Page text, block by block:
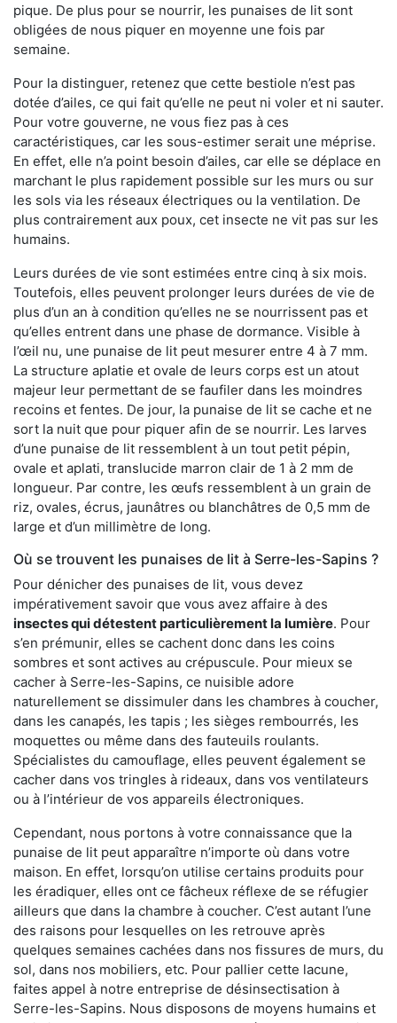
pique. De plus pour se nourrir, les punaises de lit sont
obligées de nous piquer en moyenne une fois par
semaine.
Pour la distinguer, retenez que cette bestiole n’est pas
dotée d’ailes, ce qui fait qu’elle ne peut ni voler et ni sauter.
Pour votre gouverne, ne vous fiez pas à ces
caractéristiques, car les sous-estimer serait une méprise.
En effet, elle n’a point besoin d’ailes, car elle se déplace en
marchant le plus rapidement possible sur les murs ou sur
les sols via les réseaux électriques ou la ventilation. De
plus contrairement aux poux, cet insecte ne vit pas sur les
humains.
Leurs durées de vie sont estimées entre cinq à six mois.
Toutefois, elles peuvent prolonger leurs durées de vie de
plus d’un an à condition qu’elles ne se nourrissent pas et
qu’elles entrent dans une phase de dormance. Visible à
l’œil nu, une punaise de lit peut mesurer entre 4 à 7 mm.
La structure aplatie et ovale de leurs corps est un atout
majeur leur permettant de se faufiler dans les moindres
recoins et fentes. De jour, la punaise de lit se cache et ne
sort la nuit que pour piquer afin de se nourrir. Les larves
d’une punaise de lit ressemblent à un tout petit pépin,
ovale et aplati, translucide marron clair de 1 à 2 mm de
longueur. Par contre, les œufs ressemblent à un grain de
riz, ovales, écrus, jaunâtres ou blanchâtres de 0,5 mm de
large et d’un millimètre de long.
Où se trouvent les punaises de lit à Serre-les-Sapins ?
Pour dénicher des punaises de lit, vous devez
impérativement savoir que vous avez affaire à des
insectes qui détestent particulièrement la lumière. Pour
s’en prémunir, elles se cachent donc dans les coins
sombres et sont actives au crépuscule. Pour mieux se
cacher à Serre-les-Sapins, ce nuisible adore
naturellement se dissimuler dans les chambres à coucher,
dans les canapés, les tapis ; les sièges rembourrés, les
moquettes ou même dans des fauteuils roulants.
Spécialistes du camouflage, elles peuvent également se
cacher dans vos tringles à rideaux, dans vos ventilateurs
ou à l’intérieur de vos appareils électroniques.
Cependant, nous portons à votre connaissance que la
punaise de lit peut apparaître n’importe où dans votre
maison. En effet, lorsqu’on utilise certains produits pour
les éradiquer, elles ont ce fâcheux réflexe de se réfugier
ailleurs que dans la chambre à coucher. C’est autant l’une
des raisons pour lesquelles on les retrouve après
quelques semaines cachées dans nos fissures de murs, du
sol, dans nos mobiliers, etc. Pour pallier cette lacune,
faites appel à notre entreprise de désinsectisation à
Serre-les-Sapins. Nous disposons de moyens humains et